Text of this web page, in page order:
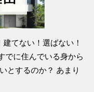
てない！選ばない！
でに住んでいる身から
とするのか？ あまり